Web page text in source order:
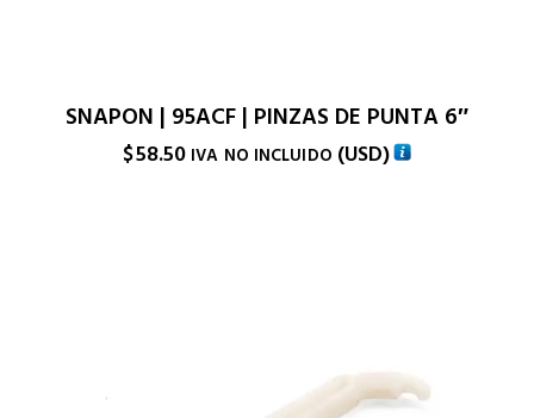
SNAPON | 95ACF | PINZAS DE PUNTA 6″
$58.50 IVA NO INCLUIDO (USD)